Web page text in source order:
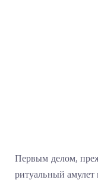
Первым делом,
ритуальный